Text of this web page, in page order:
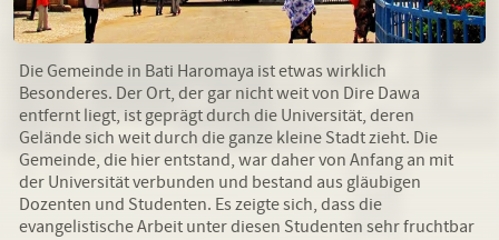
Die Gemeinde in Bati Haromaya ist etwas wirklich
Besonderes. Der Ort, der gar nicht weit von Dire Dawa
entfernt liegt, ist geprägt durch die Universität, deren
Gelände sich weit durch die ganze kleine Stadt zieht. Die
Gemeinde, die hier entstand, war daher von Anfang an mit
der Universität verbunden und bestand aus gläubigen
Dozenten und Studenten. Es zeigte sich, dass die
evangelistische Arbeit unter diesen Studenten sehr fruchtbar